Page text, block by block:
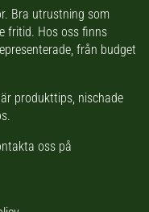
Bra utrustning som
fritid. Hos oss finns
från budget
produkttips, nischade
.
oss på